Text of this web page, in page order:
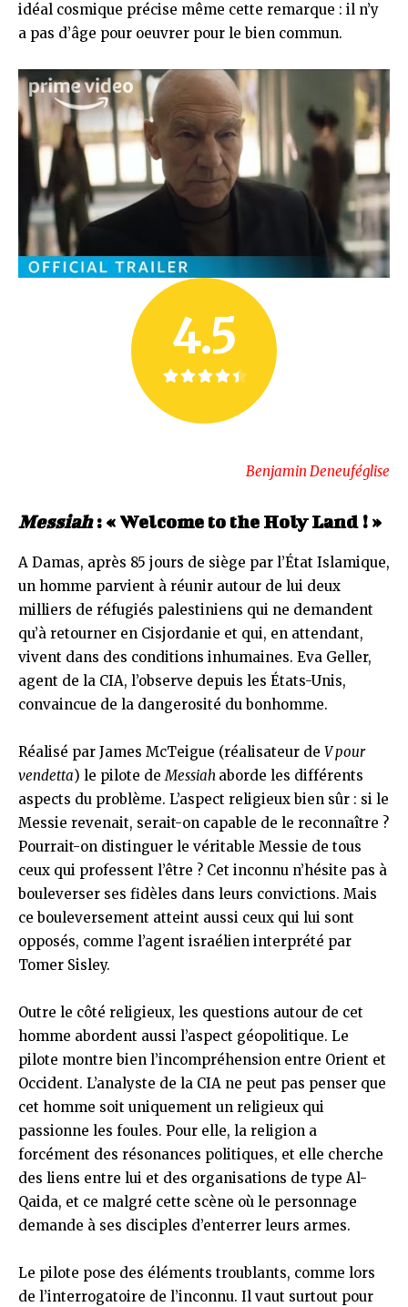
idéal cosmique précise même cette remarque : il n’y
a pas d’âge pour oeuvrer pour le bien commun.
4.5
Benjamin Deneuféglise
Messiah: « Welcome to the Holy Land ! »
A Damas, après 85 jours de siège par l’État Islamique,
un homme parvient à réunir autour de lui deux
milliers de réfugiés palestiniens qui ne demandent
qu’à retourner en Cisjordanie et qui, en attendant,
vivent dans des conditions inhumaines. Eva Geller,
agent de la CIA, l’observe depuis les États-Unis,
convaincue de la dangerosité du bonhomme.
Réalisé par James McTeigue (réalisateur de V pour
vendetta) le pilote deMessiah aborde les différents
aspects du problème. L’aspect religieux bien sûr : si le
Messie revenait, serait-on capable de le reconnaître ?
Pourrait-on distinguer le véritable Messie de tous
ceux qui professent l’être ? Cet inconnu n’hésite pas à
bouleverser ses fidèles dans leurs convictions. Mais
ce bouleversement atteint aussi ceux qui lui sont
opposés, comme l’agent israélien interprété par
Tomer Sisley.
Outre le côté religieux, les questions autour de cet
homme abordent aussi l’aspect géopolitique. Le
pilote montre bien l’incompréhension entre Orient et
Occident. L’analyste de la CIA ne peut pas penser que
cet homme soit uniquement un religieux qui
passionne les foules. Pour elle, la religion a
forcément des résonances politiques, et elle cherche
des liens entre lui et des organisations de type Al-
Qaida, et ce malgré cette scène où le personnage
demande à ses disciples d’enterrer leurs armes.
Le pilote pose des éléments troublants, comme lors
de l’interrogatoire de l’inconnu. Il vaut surtout pour